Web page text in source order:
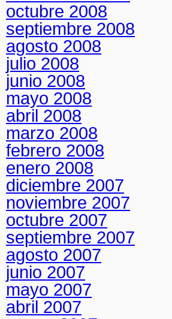
octubre 2008
septiembre 2008
agosto 2008
julio 2008
junio 2008
mayo 2008
abril 2008
marzo 2008
febrero 2008
enero 2008
diciembre 2007
noviembre 2007
octubre 2007
septiembre 2007
agosto 2007
junio 2007
mayo 2007
abril 2007